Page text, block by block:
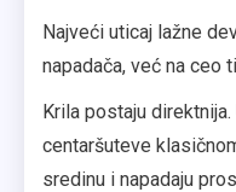
Najveći uticaj lažne
napadača, već na ceo
Krila postaju
centaršuteve
sredinu i napadaju